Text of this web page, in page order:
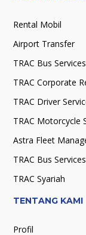
Rental Mobil
Airport Transfer
TRAC Bus
TRAC Corporate
TRAC Driver
TRAC Motorcycle
Astra Fleet
TRAC Bus Services
TRAC Syariah
TENTANG KAMI
Profil